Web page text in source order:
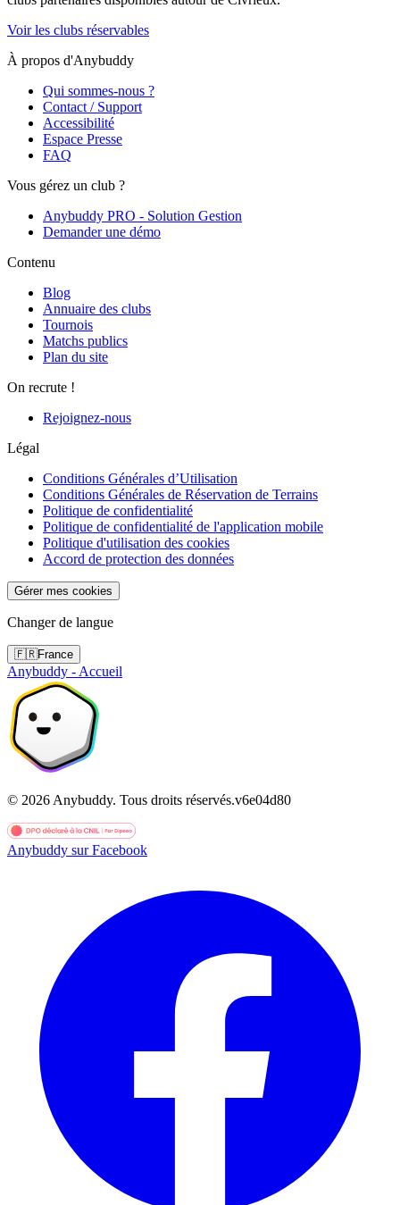
Voir les clubs réservables
À propos d'Anybuddy
Qui sommes-nous ?
Contact / Support
Accessibilité
Espace Presse
FAQ
Vous gérez un club ?
Anybuddy PRO - Solution Gestion
Demander une démo
Contenu
Blog
Annuaire des clubs
Tournois
Matchs publics
Plan du site
On recrute !
Rejoignez-nous
Légal
Conditions Générales d’Utilisation
Conditions Générales de Réservation de Terrains
Politique de confidentialité
Politique de confidentialité de l'application mobile
Politique d'utilisation des cookies
Accord de protection des données
Gérer mes cookies
Changer de langue
🇫🇷France
Anybuddy - Accueil
© 2026 Anybuddy. Tous droits réservés.v6e04d80
Anybuddy sur Facebook